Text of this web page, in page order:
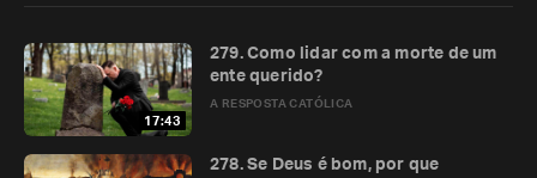
17:43
A RESPOSTA CATÓLICA
279. Como lidar com a morte de um
ente querido?
278. Se Deus é bom, por que